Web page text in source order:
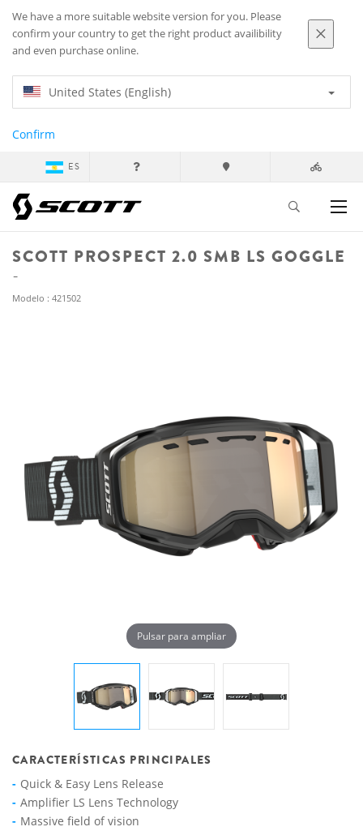
We have a more suitable website version for you. Please
confirm your country to get the right product availibility
and even purchase online.
United States (English)
Confirm
ES
SCOTT PROSPECT 2.0 SMB LS GOGGLE
Modelo : 421502
Pulsar para ampliar
CARACTERÍSTICAS PRINCIPALES
Quick & Easy Lens Release
Amplifier LS Lens Technology
Massive field of vision